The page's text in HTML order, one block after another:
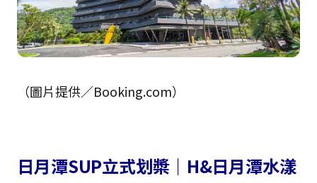
（圖片提供／Booking.com）
日月潭SUP立式划槳｜H&日月潭水漾